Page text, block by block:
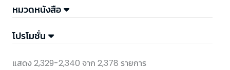
หมวดหนังสือ
โปรโมชั่น
แสดง 2,329-2,340 จาก 2,378 รายการ